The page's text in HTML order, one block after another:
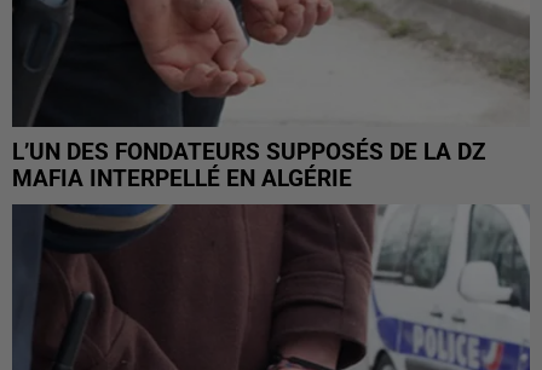
L’UN DES FONDATEURS SUPPOSÉS DE LA DZ
MAFIA INTERPELLÉ EN ALGÉRIE